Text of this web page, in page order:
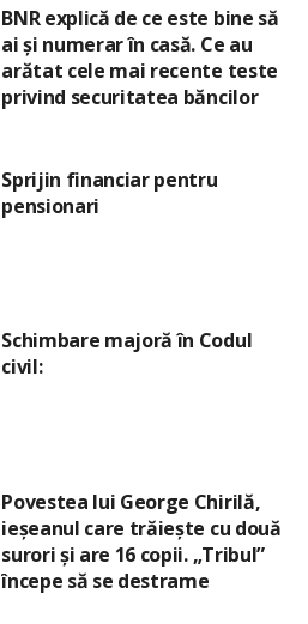
BNR explică de ce este bine să
ai și numerar în casă. Ce au
arătat cele mai recente teste
privind securitatea băncilor
Sprijin financiar pentru
pensionari
Schimbare majoră în Codul
civil:
Povestea lui George Chirilă,
ieșeanul care trăiește cu două
surori și are 16 copii. „Tribul”
începe să se destrame